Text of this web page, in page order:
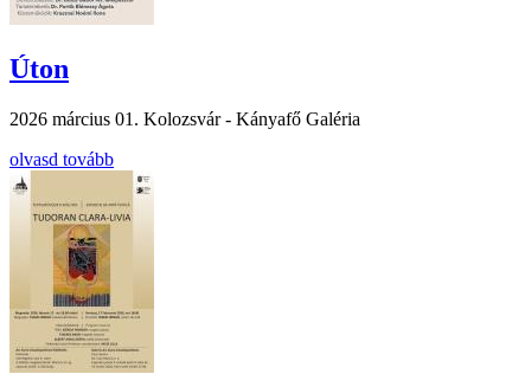
Úton
2026 március 01. Kolozsvár - Kányafő Galéria
olvasd tovább